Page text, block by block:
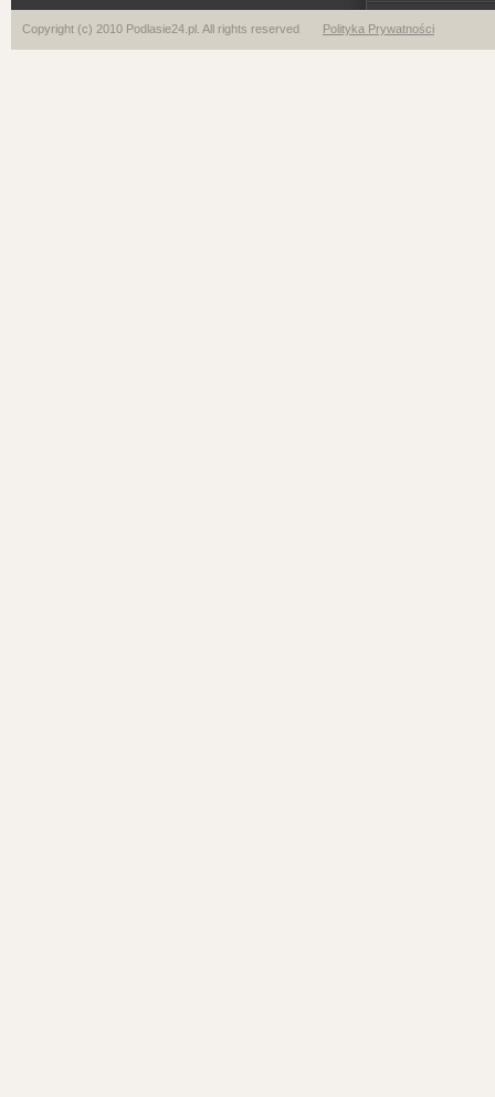
Copyright (c) 2010 Podlasie24.pl. All rights reserved Polityka Prywatności